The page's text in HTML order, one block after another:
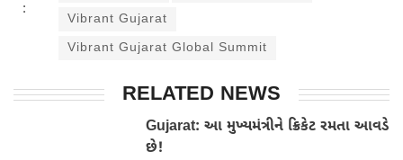
:
Vibrant Gujarat
Vibrant Gujarat Global Summit
RELATED NEWS
Gujarat: આ મુખ્યમંત્રીને ક્રિકેટ રમતા આવડે
છે!